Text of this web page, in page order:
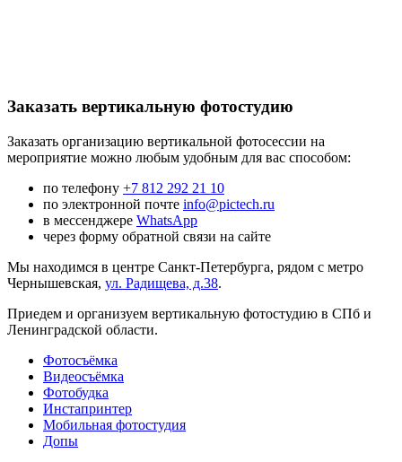
Заказать вертикальную фотостудию
Заказать организацию вертикальной фотосессии на
мероприятие можно любым удобным для вас способом:
по телефону +7 812 292 21 10
по электронной почте info@pictech.ru
в мессенджере WhatsApp
через форму обратной связи на сайте
Мы находимся в центре Санкт-Петербурга, рядом с метро
Чернышевская, ул. Радищева, д.38.
Приедем и организуем вертикальную фотостудию в СПб и
Ленинградской области.
Фотосъёмка
Видеосъёмка
Фотобудка
Инстапринтер
Мобильная фотостудия
Допы